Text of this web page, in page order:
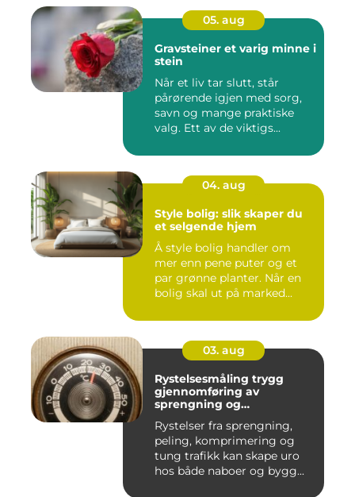
05. aug
Gravsteiner et varig minne i
stein
Når et liv tar slutt, står
pårørende igjen med sorg,
savn og mange praktiske
valg. Ett av de viktigs...
04. aug
Style bolig: slik skaper du
et selgende hjem
Å style bolig handler om
mer enn pene puter og et
par grønne planter. Når en
bolig skal ut på marked...
03. aug
Rystelsesmåling trygg
gjennomføring av
sprengning og
Rystelser fra sprengning,
peling, komprimering og
tung trafikk kan skape uro
hos både naboer og bygg...